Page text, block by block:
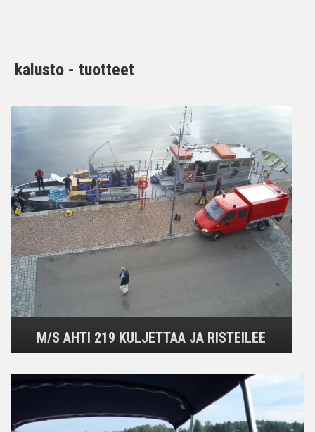
kalusto - tuotteet
M/S AHTI 219 KULJETTAA JA RISTEILEE